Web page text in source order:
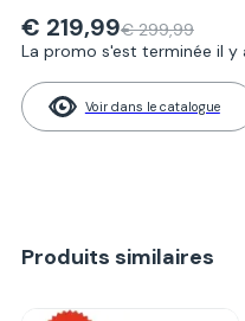
€ 219,99€ 299,99
La promo s'est terminée il
Voir dans le catalogue
Produits similaires